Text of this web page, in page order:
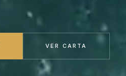
VER CARTA